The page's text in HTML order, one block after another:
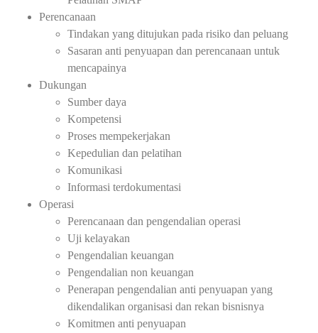
Perencanaan
Tindakan yang ditujukan pada risiko dan peluang
Sasaran anti penyuapan dan perencanaan untuk
mencapainya
Dukungan
Sumber daya
Kompetensi
Proses mempekerjakan
Kepedulian dan pelatihan
Komunikasi
Informasi terdokumentasi
Operasi
Perencanaan dan pengendalian operasi
Uji kelayakan
Pengendalian keuangan
Pengendalian non keuangan
Penerapan pengendalian anti penyuapan yang
dikendalikan organisasi dan rekan bisnisnya
Komitmen anti penyuapan